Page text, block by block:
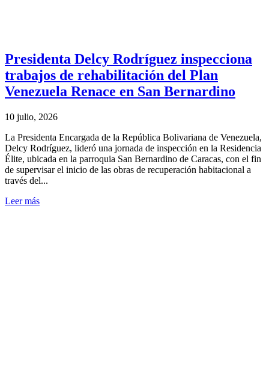
Presidenta Delcy Rodríguez inspecciona
trabajos de rehabilitación del Plan
Venezuela Renace en San Bernardino
10 julio, 2026
La Presidenta Encargada de la República Bolivariana de Venezuela,
Delcy Rodríguez, lideró una jornada de inspección en la Residencia
Élite, ubicada en la parroquia San Bernardino de Caracas, con el fin
de supervisar el inicio de las obras de recuperación habitacional a
través del...
Leer más